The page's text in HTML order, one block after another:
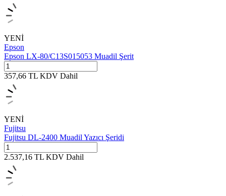
YENİ
Epson
Epson LX-80/C13S015053 Muadil Şerit
357,66 TL KDV Dahil
YENİ
Fujitsu
Fujitsu DL-2400 Muadil Yazıcı Şeridi
2.537,16 TL KDV Dahil